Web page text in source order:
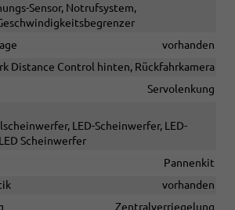
Sensor, Notrufsystem,
vorhanden
Distance Control hinten, Rückfahrkamera
Servolenkung
LED-Scheinwerfer, LED-
Scheinwerfer
Pannenkit
vorhanden
Zentralverriegelung